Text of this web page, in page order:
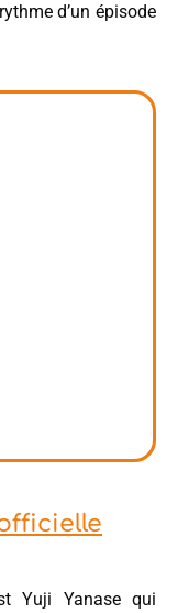
d’un épisode
Yuji Yanase qui